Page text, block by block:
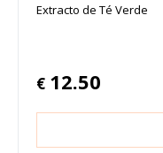
Extracto de Té Verde
€ 12.50